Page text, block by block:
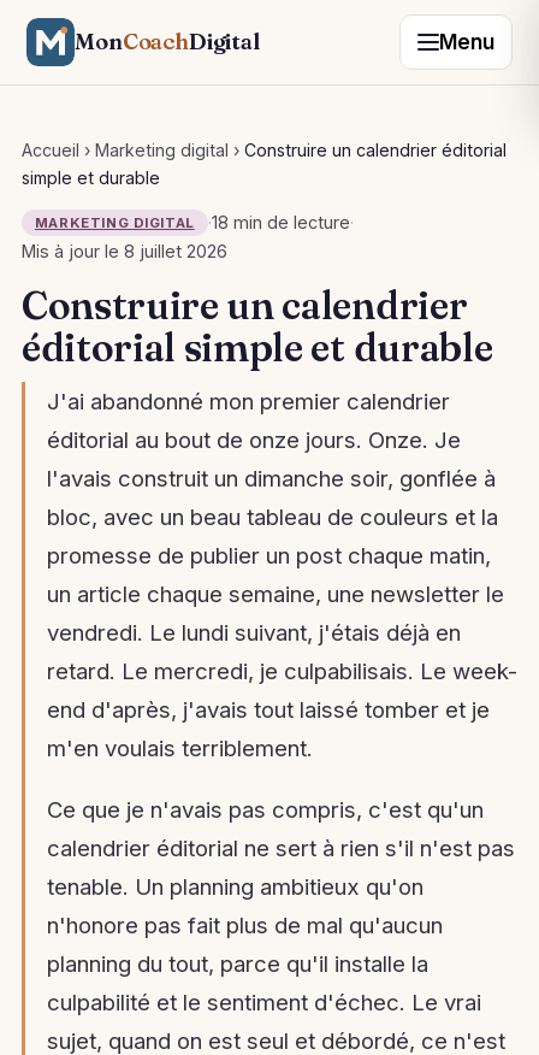
MonCoachDigital Menu
Accueil › Marketing digital › Construire un calendrier éditorial
simple et durable
MARKETING DIGITAL ·18 min de lecture·
Mis à jour le 8 juillet 2026
Construire un calendrier
éditorial simple et durable
J'ai abandonné mon premier calendrier
éditorial au bout de onze jours. Onze. Je
l'avais construit un dimanche soir, gonflée à
bloc, avec un beau tableau de couleurs et la
promesse de publier un post chaque matin,
un article chaque semaine, une newsletter le
vendredi. Le lundi suivant, j'étais déjà en
retard. Le mercredi, je culpabilisais. Le week-
end d'après, j'avais tout laissé tomber et je
m'en voulais terriblement.
Ce que je n'avais pas compris, c'est qu'un
calendrier éditorial ne sert à rien s'il n'est pas
tenable. Un planning ambitieux qu'on
n'honore pas fait plus de mal qu'aucun
planning du tout, parce qu'il installe la
culpabilité et le sentiment d'échec. Le vrai
sujet, quand on est seul et débordé, ce n'est